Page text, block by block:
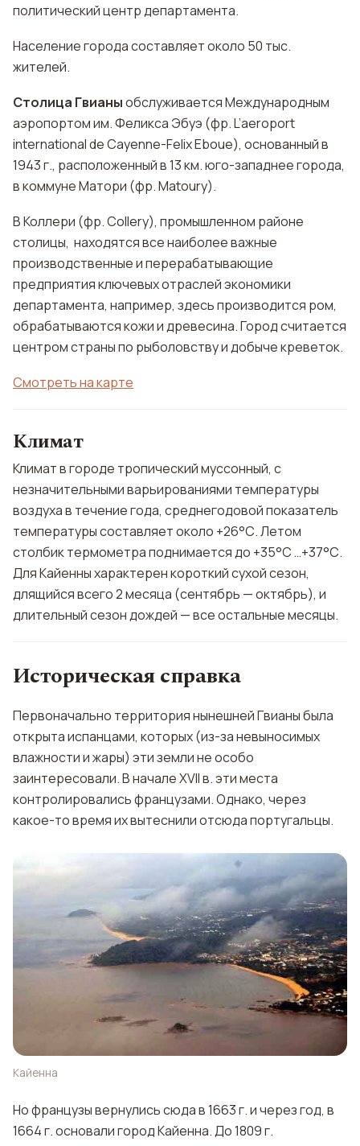
политический центр департамента.
Население города составляет около 50 тыс.
жителей.
Столица Гвианыобслуживается Международным
аэропортом им. Феликса Эбуэ (фр. L’aеroport
international de Cayenne-Fеlix Ebouе), основанный в
1943 г., расположенный в 13 км. юго-западнее города,
в коммуне Матори (фр. Matoury).
В Коллери (фр. Collery), промышленном районе
столицы, находятся все наиболее важные
производственные и перерабатывающие
предприятия ключевых отраслей экономики
департамента, например, здесь производится ром,
обрабатываются кожи и древесина. Город считается
центром страны по рыболовству и добыче креветок.
Смотреть на карте
Климат
Климат в городе тропический муссонный, с
незначительными варьированиями температуры
воздуха в течение года, среднегодовой показатель
температуры составляет около +26°С. Летом
столбик термометра поднимается до +35°С …+37°С.
Для Кайенны характерен короткий сухой сезон,
длящийся всего 2 месяца (сентябрь — октябрь), и
длительный сезон дождей — все остальные месяцы.
Историческая справка
Первоначально территория нынешней Гвианы была
открыта испанцами, которых (из-за невыносимых
влажности и жары) эти земли не особо
заинтересовали. В начале XVII в. эти места
контролировались французами. Однако, через
какое-то время их вытеснили отсюда португальцы.
Кайенна
Но французы вернулись сюда в 1663 г. и через год, в
1664 г. основали город Кайенна. До 1809 г.